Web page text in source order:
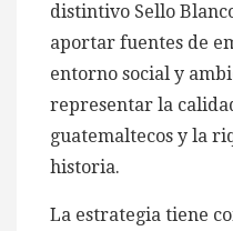
distintivo Sello
aportar fuentes de
entorno social y
representar la
guatemaltecos y la
historia.
La estrategia tiene